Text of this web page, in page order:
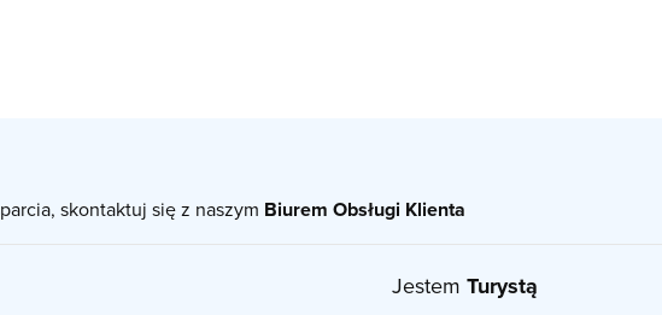
skontaktuj się z naszym Biurem Obsługi Klienta
Jestem Turystą